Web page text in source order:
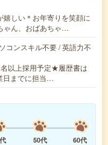
嬉しい＊お年寄りを笑顔に
ゃん、おばあちゃ…
コンスキル不要 / 英語力不
以上採用予定★履歴書は
日までに担当…
50代
60代